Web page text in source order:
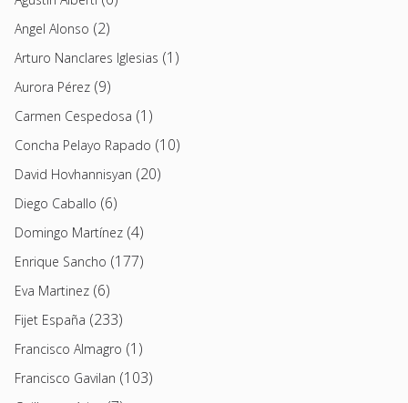
Angel Alonso (2)
Arturo Nanclares Iglesias (1)
Aurora Pérez (9)
Carmen Cespedosa (1)
Concha Pelayo Rapado (10)
David Hovhannisyan (20)
Diego Caballo (6)
Domingo Martínez (4)
Enrique Sancho (177)
Eva Martinez (6)
Fijet España (233)
Francisco Almagro (1)
Francisco Gavilan (103)